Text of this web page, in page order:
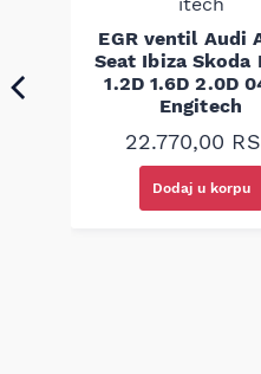
EGR ventil Audi
Seat Ibiza Skoda
1.2D 1.6D 2.0D
Engitech
22.770,00
Dodaj u korpu